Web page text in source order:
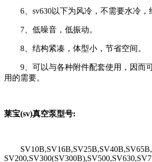
6、sv630以下为风冷，不需要水冷，
7、低噪音，低振动。
8、结构紧凑，体型小，节省空间。
9、可以与各种附件配套使用，因而
用的需要。
莱宝(sv)真空泵型号: